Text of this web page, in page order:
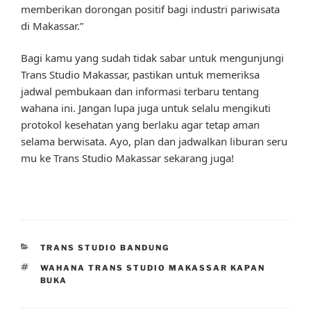
memberikan dorongan positif bagi industri pariwisata
di Makassar.”
Bagi kamu yang sudah tidak sabar untuk mengunjungi
Trans Studio Makassar, pastikan untuk memeriksa
jadwal pembukaan dan informasi terbaru tentang
wahana ini. Jangan lupa juga untuk selalu mengikuti
protokol kesehatan yang berlaku agar tetap aman
selama berwisata. Ayo, plan dan jadwalkan liburan seru
mu ke Trans Studio Makassar sekarang juga!
CATEGORIES
TRANS STUDIO BANDUNG
TAGS
WAHANA TRANS STUDIO MAKASSAR KAPAN
BUKA